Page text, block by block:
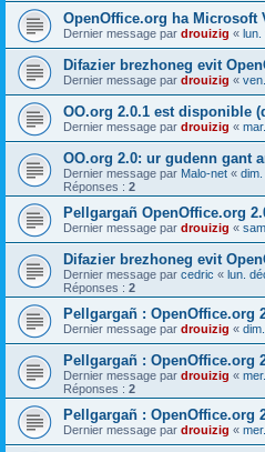
OpenOffice.org ha Microsoft
Dernier message par drouizig « lun.
Difazier brezhoneg evit
Dernier message par drouizig «
OO.org 2.0.1 est disponible
Dernier message par drouizig «
OO.org 2.0: ur gudenn gant
Dernier message par Malo-net «
Réponses : 2
Pellgargañ OpenOffice.org
Dernier message par drouizig «
Difazier brezhoneg evit
Dernier message par cedric « lun.
Réponses : 2
Pellgargañ : OpenOffice.org
Dernier message par drouizig «
Pellgargañ : OpenOffice.org
Dernier message par drouizig «
Réponses : 2
Pellgargañ : OpenOffice.org
Dernier message par drouizig «